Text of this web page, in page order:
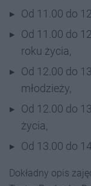
Od 11.00 do
Od 11.00 do
roku życia,
Od 12.00 do
młodzieży,
Od 12.00 do
życia,
Od 13.00 do
Dokładny opis